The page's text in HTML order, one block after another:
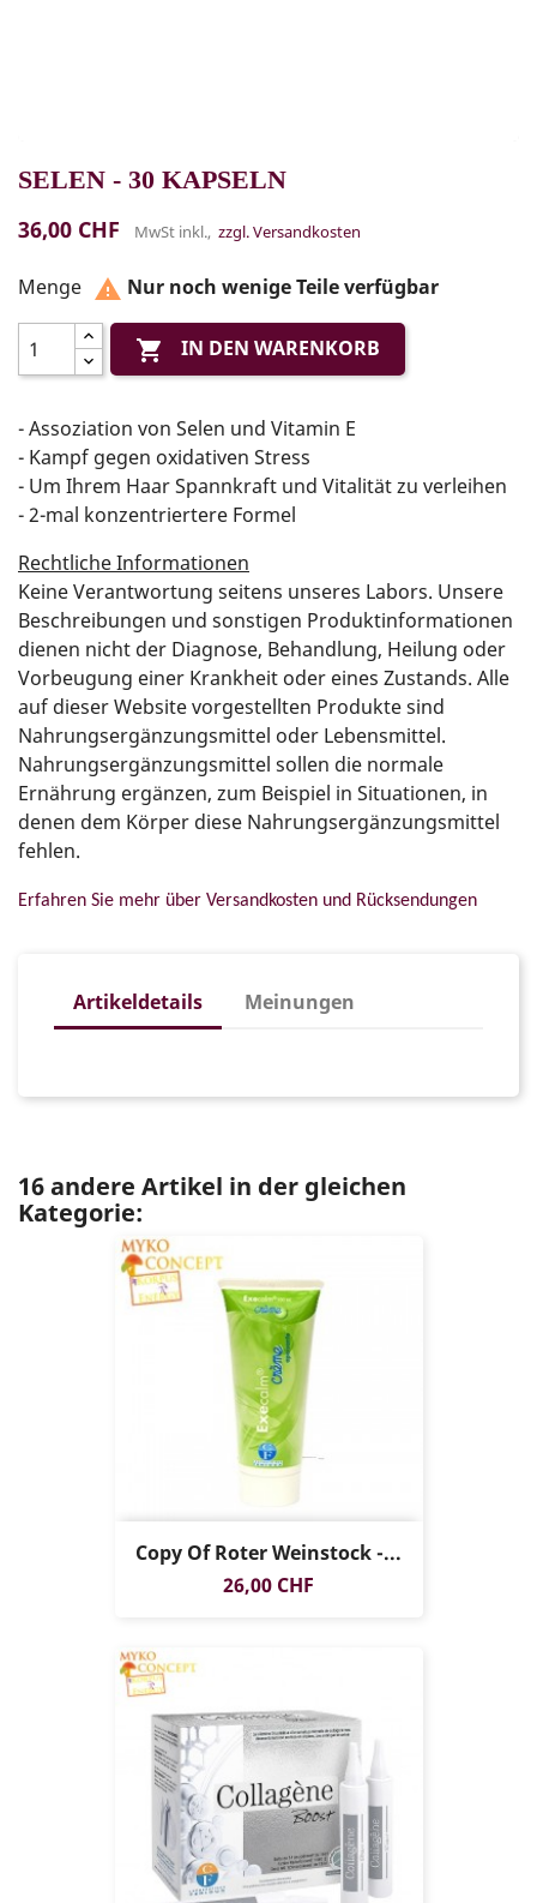
SELEN - 30 KAPSELN
36,00 CHF MwSt inkl., zzgl. Versandkosten
Menge  Nur noch wenige Teile verfügbar
 IN DEN WARENKORB
- Assoziation von Selen und Vitamin E
- Kampf gegen oxidativen Stress
- Um Ihrem Haar Spannkraft und Vitalität zu verleihen
- 2-mal konzentriertere Formel
Rechtliche Informationen
Keine Verantwortung seitens unseres Labors. Unsere
Beschreibungen und sonstigen Produktinformationen
dienen nicht der Diagnose, Behandlung, Heilung oder
Vorbeugung einer Krankheit oder eines Zustands. Alle
auf dieser Website vorgestellten Produkte sind
Nahrungsergänzungsmittel oder Lebensmittel.
Nahrungsergänzungsmittel sollen die normale
Ernährung ergänzen, zum Beispiel in Situationen, in
denen dem Körper diese Nahrungsergänzungsmittel
fehlen.
Erfahren Sie mehr über Versandkosten und Rücksendungen
Artikeldetails Meinungen
16 andere Artikel in der gleichen
Kategorie:
Copy Of Roter Weinstock -...
Preis
26,00 CHF